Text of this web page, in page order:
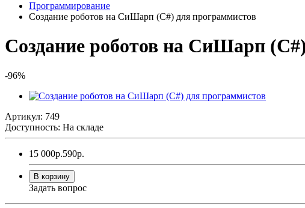
Программирование
Создание роботов на СиШарп (C#) для программистов
Создание роботов на СиШарп
-96%
Артикул: 749
Доступность: На складе
15 000р.590р.
В корзину
Задать вопрос